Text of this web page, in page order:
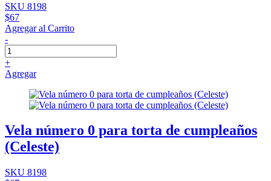
SKU 8198
$67
Agregar al Carrito
-
+
Agregar
Vela número 0 para torta de cumpleaños
(Celeste)
SKU 8198